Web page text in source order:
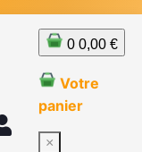
0 0,00 €
Votre
panier
×